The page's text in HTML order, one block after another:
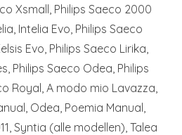
Xsmall, Philips Saeco 2000
Intelia Evo, Philips Saeco
Evo, Philips Saeco Lirika,
Philips Saeco Odea, Philips
Royal, A modo mio Lavazza,
Odea, Poemia Manual,
Syntia (alle modellen), Talea